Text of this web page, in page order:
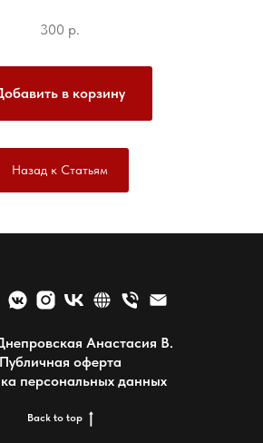
300 р.
в корзину
Назад к Статьям
Анастасия В.
Публичная оферта
персональных данных
Back to top